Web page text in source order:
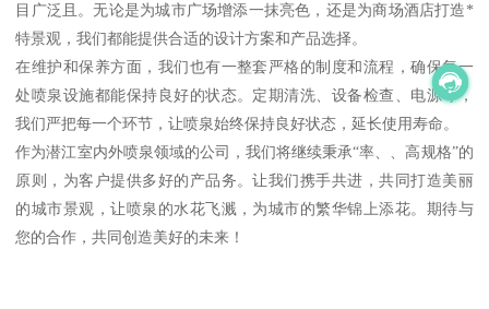
目广泛且。无论是为城市广场增添一抹亮色，还是为商场酒店打造*
特景观，我们都能提供合适的设计方案和产品选择。
在维护和保养方面，我们也有一整套严格的制度和流程，确保每一
处喷泉设施都能保持良好的状态。定期清洗、设备检查、电源等，
我们严把每一个环节，让喷泉始终保持良好状态，延长使用寿命。
作为潜江室内外喷泉领域的公司，我们将继续秉承“率、、高规格”的
原则，为客户提供多好的产品务。让我们携手共进，共同打造美丽
的城市景观，让喷泉的水花飞溅，为城市的繁华锦上添花。期待与
您的合作，共同创造美好的未来！